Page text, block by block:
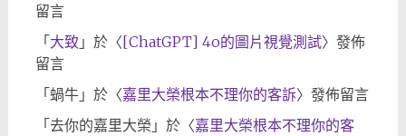
留言
「 大致 」於〈[ChatGPT] 4o的圖片視覺測試〉發佈
留言
「 蝸牛」於〈嘉里大榮根本不理你的客訴〉發佈留言
「 去你的嘉里大榮 」於〈嘉里大榮根本不理你的客